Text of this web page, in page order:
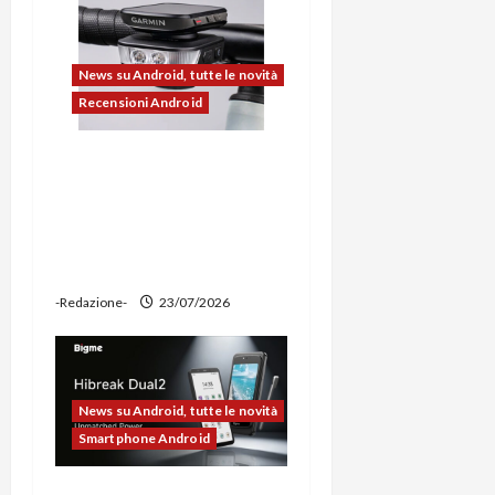
o News su Android, tutte le novità
Recensioni Android
-Redazione- 23/07/2026
News su Android, tutte le novità
Smartphone Android